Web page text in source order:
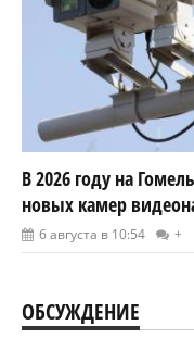
В 2026 году на
новых камер
6 августа в 10:54 +
ОБСУЖДЕНИЕ